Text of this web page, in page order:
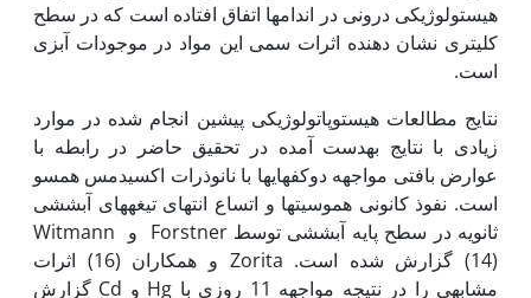
هیستولوژیکی درونی در اندام­ها اتفاق افتاده است که در سطح
کلی­تری نشان‏ دهنده اثرات سمی این مواد در موجودات آبزی
است.
نتایج مطالعات هیستوپاتولوژیکی پیشین انجام شده در موارد
زیادی با نتایج به‏دست آمده در تحقیق حاضر در رابطه با
عوارض بافتی مواجهه دوکفه­ای­ها با نانوذرات اکسیدمس همسو
است. نفوذ کانونی هموسیت­ها و اتساع انتهای تیغه­های آبششی
ثانویه در سطح پایه آبششی توسط Forstner و Witmann
(14) گزارش شده است. Zorita و همکاران (16) اثرات
مشابهی را در نتیجه مواجهه 11 روزی با Hg و Cd گزارش